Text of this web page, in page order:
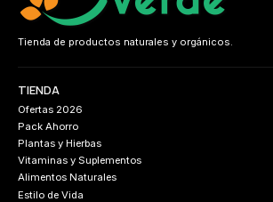
Tienda de productos naturales y orgánicos.
TIENDA
Ofertas 2026
Pack Ahorro
Plantas y Hierbas
Vitaminas y Suplementos
Alimentos Naturales
Estilo de Vida